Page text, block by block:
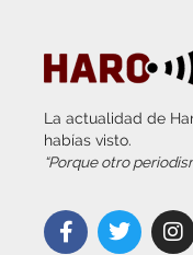
La actualidad de
habías visto.
“Porque otro